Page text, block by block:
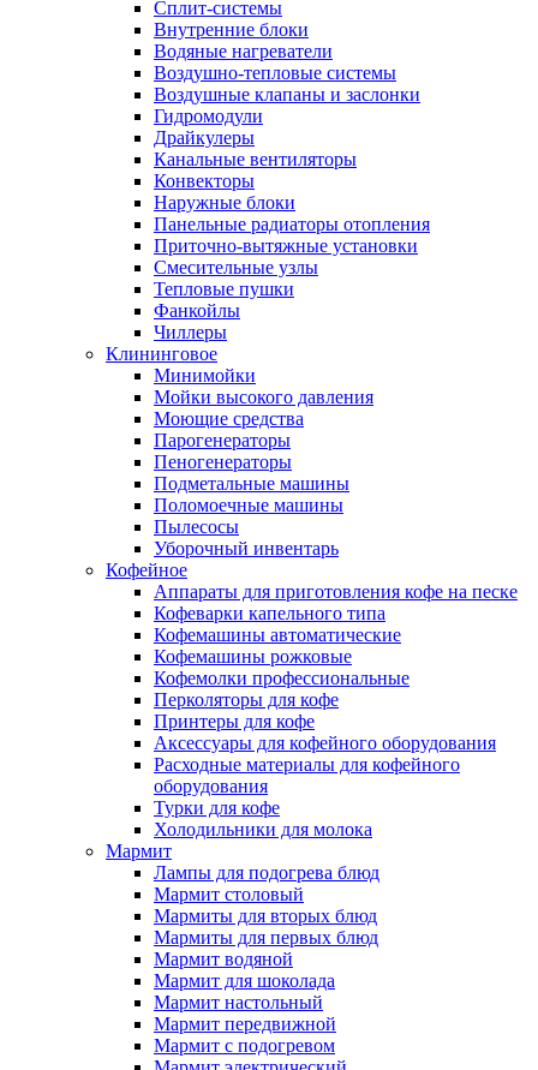
Сплит-системы
Внутренние блоки
Водяные нагреватели
Воздушно-тепловые системы
Воздушные клапаны и заслонки
Гидромодули
Драйкулеры
Канальные вентиляторы
Конвекторы
Наружные блоки
Панельные радиаторы отопления
Приточно-вытяжные установки
Смесительные узлы
Тепловые пушки
Фанкойлы
Чиллеры
Клининговое
Минимойки
Мойки высокого давления
Моющие средства
Парогенераторы
Пеногенераторы
Подметальные машины
Поломоечные машины
Пылесосы
Уборочный инвентарь
Кофейное
Аппараты для приготовления кофе на песке
Кофеварки капельного типа
Кофемашины автоматические
Кофемашины рожковые
Кофемолки профессиональные
Перколяторы для кофе
Принтеры для кофе
Аксессуары для кофейного оборудования
Расходные материалы для кофейного
оборудования
Турки для кофе
Холодильники для молока
Мармит
Лампы для подогрева блюд
Мармит столовый
Мармиты для вторых блюд
Мармиты для первых блюд
Мармит водяной
Мармит для шоколада
Мармит настольный
Мармит передвижной
Мармит с подогревом